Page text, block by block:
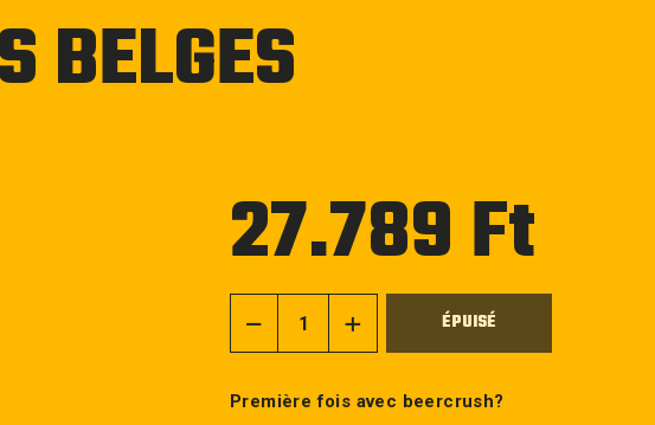
BELGES
27.789 Ft
ÉPUISÉ
Première fois avec beercrush?